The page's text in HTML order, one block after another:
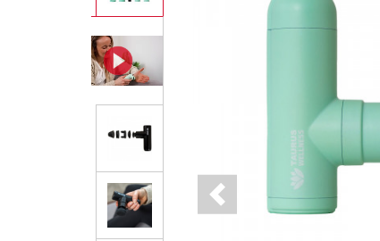
Previous